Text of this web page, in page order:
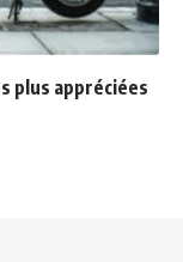
plus appréciées